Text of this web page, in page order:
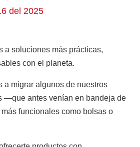
del 2025
a soluciones más prácticas,
con el planeta.
a migrar algunos de nuestros
—que antes venían en bandeja de
funcionales como bolsas o